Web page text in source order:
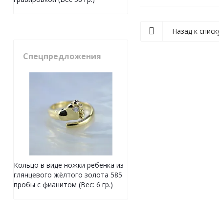
Назад к
Спецпредложения
Кольцо в виде ножки ребёнка из
глянцевого жёлтого золота 585
пробы с фианитом (Вес: 6 гр.)